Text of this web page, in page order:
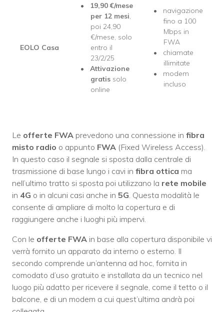
EOLO Casa
19,90€/mese
per 12 mesi,
poi 24,90
€/mese, solo
entro il
23/2/25
Attivazione
gratis solo
online
navigazione
fino a 100
Mbps in
FWA
chiamate
illimitate
modem
incluso
Le offerte FWA prevedono una connessione in fibra
misto radio o appunto FWA (Fixed Wireless Access).
In questo caso il segnale si sposta dalla centrale di
trasmissione di base lungo i cavi in fibra ottica ma
nell’ultimo tratto si sposta poi utilizzano la rete mobile
in 4G o in alcuni casi anche in 5G . Questa modalità le
consente di ampliare di molto la copertura e di
raggiungere anche i luoghi più impervi.
Con le offerte FWA in base alla copertura disponibile vi
verrà fornito un apparato da interno o esterno. Il
secondo comprende un’antenna ad hoc, fornita in
comodato d’uso gratuito e installata da un tecnico nel
luogo più adatto per ricevere il segnale, come il tetto o il
balcone, e di un modem a cui quest’ultima andrà poi